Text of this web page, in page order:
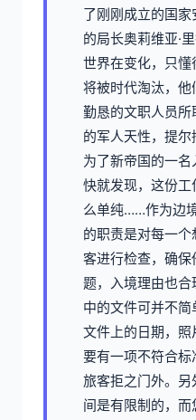
了刚刚成立的国
的局长奥莉维亚·
世界在变化，只
将被时代淘汰，
勤恳的文职人员
的军人天性，提
为了新帝国的一
快就发现，这份
么单纯……作为边
的职责是对每一
客进行检查，确保
题，入境理由也
中的文件可并不
文件上的日期，照
要有一项不符合
旅客拒之门外。
间是有限制的，